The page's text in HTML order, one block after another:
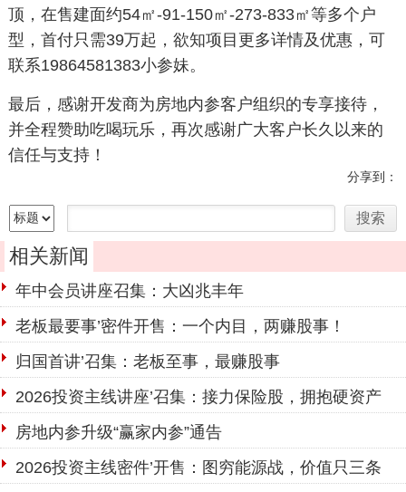
顶，在售建面约54㎡-91-150㎡-273-833㎡等多个户
型，首付只需39万起，欲知项目更多详情及优惠，可
联系19864581383小参妹。
最后，感谢开发商为房地内参客户组织的专享接待，
并全程赞助吃喝玩乐，再次感谢广大客户长久以来的
信任与支持！
分享到：
相关新闻
年中会员讲座召集：大凶兆丰年
老板最要事’密件开售：一个内目，两赚股事！
归国首讲’召集：老板至事，最赚股事
2026投资主线讲座’召集：接力保险股，拥抱硬资产
房地内参升级“赢家内参”通告
2026投资主线密件’开售：图穷能源战，价值只三条